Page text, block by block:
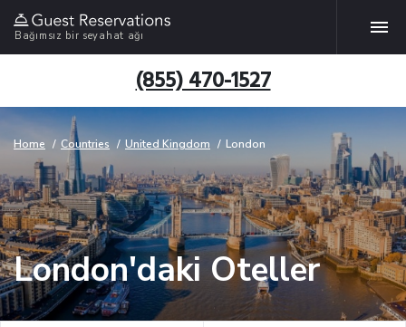
Bağımsız bir seyahat ağı
(855) 470-1527
Home Countries United Kingdom London
London'daki Oteller